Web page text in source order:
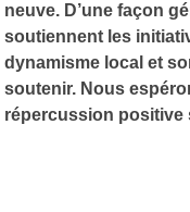
neuve. D’une façon
soutiennent les
dynamisme local et
soutenir. Nous
répercussion positive